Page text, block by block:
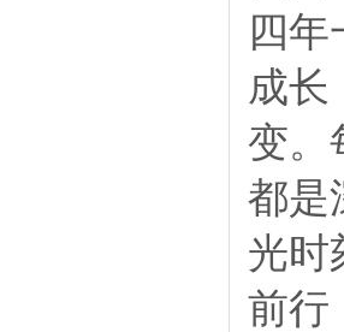
四年
成长
变。
都是
光时
前行